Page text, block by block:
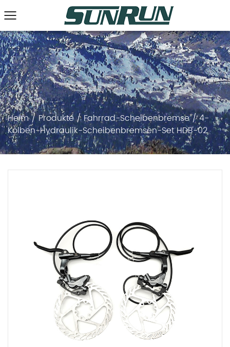
Heim/Produkte/Fahrrad-Scheibenbremse/4-
Kolben-Hydraulik-Scheibenbremsen-Set HDB-02